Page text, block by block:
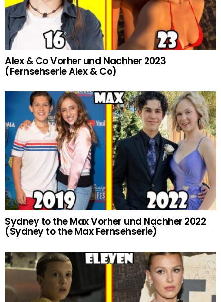
Alex & Co Vorher und Nachher 2023
(Fernsehserie Alex & Co)
Sydney to the Max Vorher und Nachher 2022
(Sydney to the Max Fernsehserie)